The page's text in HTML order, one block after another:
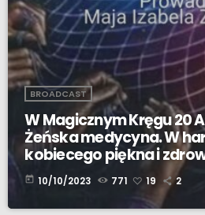
BROADCAST
W Magicznym Kręgu 20
Żeńska medycyna. W
kobiecego piękna i
today 10/10/2023 771 19 2